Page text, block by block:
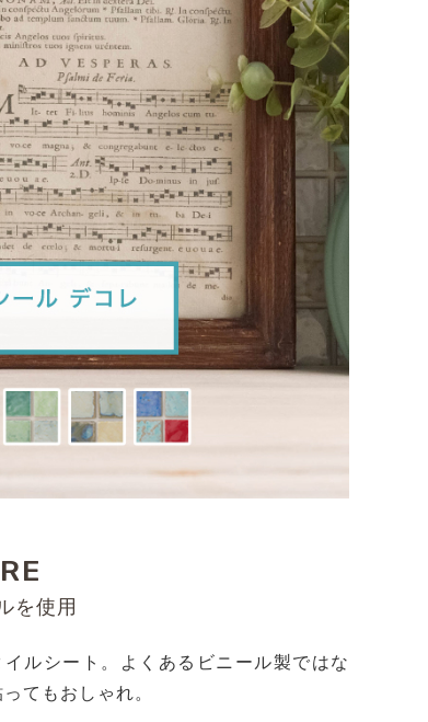
を使用
ルシート。よくあるビニール製ではな
てもおしゃれ。